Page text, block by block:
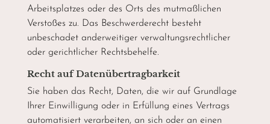
Arbeitsplatzes oder des Orts des mutmaßlichen
Verstoßes zu. Das Beschwerderecht besteht
unbeschadet anderweitiger verwaltungsrechtlicher
oder gerichtlicher Rechtsbehelfe.
Recht auf Daten­übertrag­barkeit
Sie haben das Recht, Daten, die wir auf Grundlage
Ihrer Einwilligung oder in Erfüllung eines Vertrags
automatisiert verarbeiten, an sich oder an einen